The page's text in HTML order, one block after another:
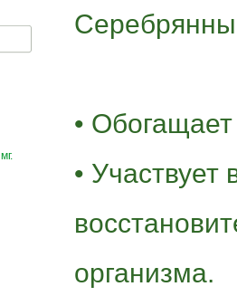
•
• Участвует
организма.